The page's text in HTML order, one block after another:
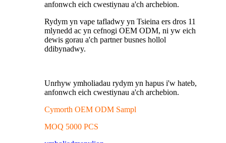
anfonwch eich cwestiynau a'ch archebion.
Rydym yn vape tafladwy yn Tsieina ers dros 11
mlynedd ac yn cefnogi OEM ODM, ni yw eich
dewis gorau a'ch partner busnes hollol
ddibynadwy.
Unrhyw ymholiadau rydym yn hapus i'w hateb,
anfonwch eich cwestiynau a'ch archebion.
Cymorth OEM ODM Sampl
MOQ 5000 PCS